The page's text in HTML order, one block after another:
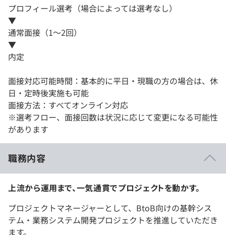
プロフィール選考（場合によっては選考なし）
▼
通常面接（1～2回）
▼
内定
面接対応可能時間：基本的に平日・現職の方の場合は、休
日・定時後実施も可能
面接方法：すべてオンライン対応
※選考フロー、面接回数は状況に応じて変更になる可能性
があります
職務内容
上流から運用まで、一気通貫でプロジェクトを動かす。
プロジェクトマネージャーとして、BtoB向けの基幹シス
テム・業務システム開発プロジェクトを推進していただき
ます。